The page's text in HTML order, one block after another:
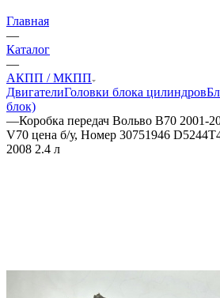
Главная
—
Каталог
—
АКПП / МКПП
ДвигателиГоловки блока цилиндров
блок)
—Коробка передач Вольво В70 2001-
V70 цена б/у, Номер 30751946
2008 2.4 л